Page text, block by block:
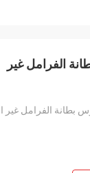
الفرامل غير